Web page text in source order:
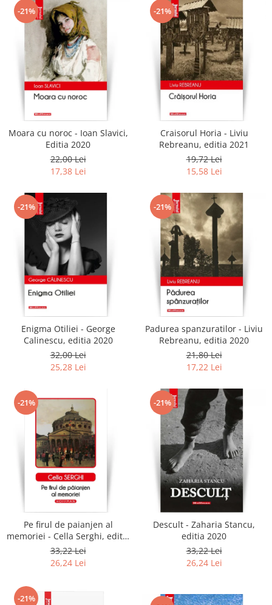
-21%
Moara cu noroc - Ioan Slavici,
Editia 2020
22,00 Lei
17,38 Lei
-21%
Craisorul Horia - Liviu
Rebreanu, editia 2021
19,72 Lei
15,58 Lei
-21%
Enigma Otiliei - George
Calinescu, editia 2020
32,00 Lei
25,28 Lei
-21%
Padurea spanzuratilor - Liviu
Rebreanu, editia 2020
21,80 Lei
17,22 Lei
-21%
Pe firul de paianjen al
memoriei - Cella Serghi, editia
2020
33,22 Lei
26,24 Lei
-21%
Descult - Zaharia Stancu,
editia 2020
33,22 Lei
26,24 Lei
-21%